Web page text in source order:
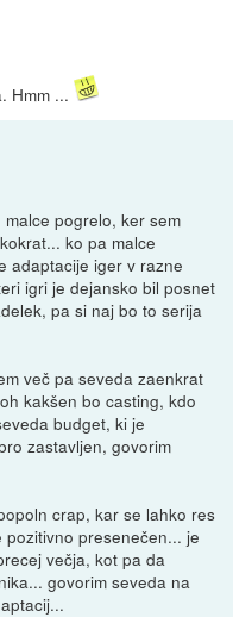
Hmm ...
pogrelo, ker sem
ko pa malce
adaptacije iger v razne
igri je dejansko bil posnet
pa si naj bo to serija
več pa seveda zaenkrat
kakšen bo casting, kdo
budget, ki je
zastavljen, govorim
crap, kar se lahko res
presenečen... je
večja, kot pa da
govorim seveda na